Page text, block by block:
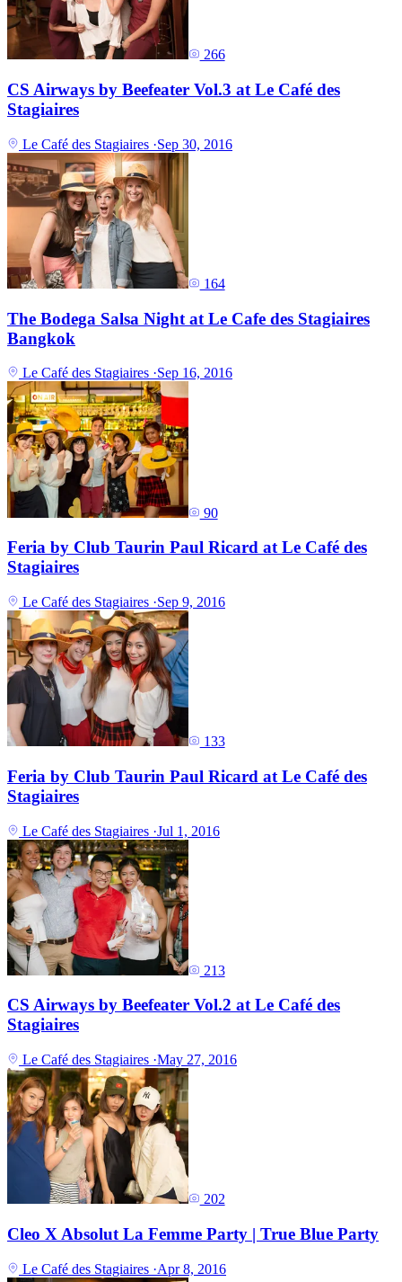
266
CS Airways by Beefeater Vol.3 at Le Café des
Stagiaires
Le Café des Stagiaires ·Sep 30, 2016
164
The Bodega Salsa Night at Le Cafe des Stagiaires
Bangkok
Le Café des Stagiaires ·Sep 16, 2016
90
Feria by Club Taurin Paul Ricard at Le Café des
Stagiaires
Le Café des Stagiaires ·Sep 9, 2016
133
Feria by Club Taurin Paul Ricard at Le Café des
Stagiaires
Le Café des Stagiaires ·Jul 1, 2016
213
CS Airways by Beefeater Vol.2 at Le Café des
Stagiaires
Le Café des Stagiaires ·May 27, 2016
202
Cleo X Absolut La Femme Party | True Blue Party
Le Café des Stagiaires ·Apr 8, 2016